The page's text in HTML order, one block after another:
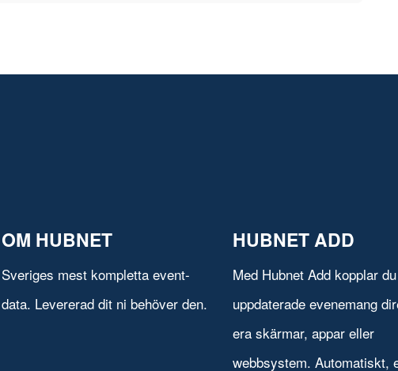
OM HUBNET
Sveriges mest kompletta event-
data. Levererad dit ni behöver den.
HUBNET ADD
Med Hubnet Add kopplar
uppdaterade evenemang
era skärmar, appar eller
webbsystem. Automatiskt,